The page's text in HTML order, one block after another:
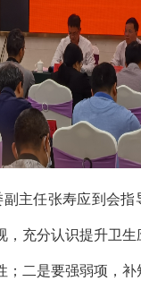
副主任张寿应到会指
，充分认识提升卫
；二是要强弱项，